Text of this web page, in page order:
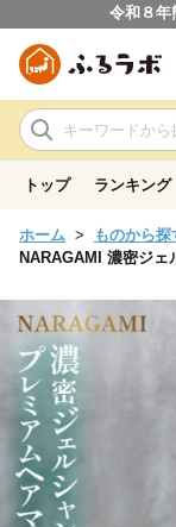
令和８年
トップ ランキング
ホーム ものから探
NARAGAMI 濃密ジェ